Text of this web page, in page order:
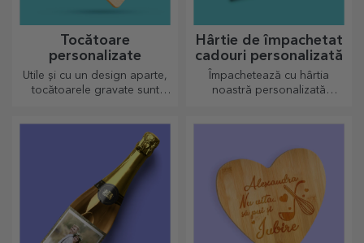
Tocătoare
personalizate
Utile și cu un design aparte,
tocătoarele gravate sunt
Hârtie de împachetat
cadouri personalizată
Împachetează cu hârtia
noastră personalizată